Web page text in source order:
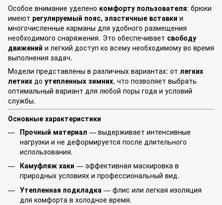
Особое внимание уделено комфорту пользователя: брюки
имеют регулируемый пояс, эластичные вставки и
многочисленные карманы для удобного размещения
необходимого снаряжения. Это обеспечивает свободу
движений и легкий доступ ко всему необходимому во время
выполнения задач.
Модели представлены в различных вариантах: от легких
летних до утепленных зимних, что позволяет выбрать
оптимальный вариант для любой поры года и условий
службы.
Основные характеристики
Прочный материал — выдерживает интенсивные
нагрузки и не деформируется после длительного
использования.
Камуфляж хаки — эффективная маскировка в
природных условиях и профессиональный вид.
Утепленная подкладка — флис или легкая изоляция
для комфорта в холодное время.